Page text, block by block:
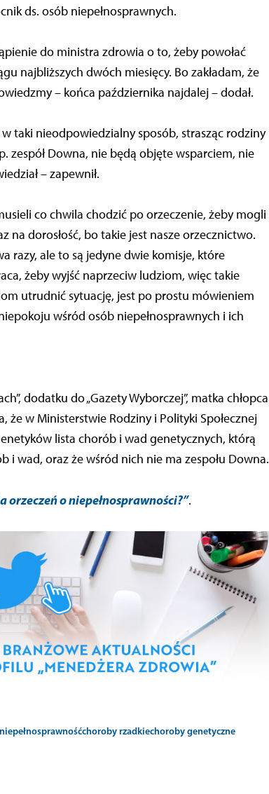
ds. osób niepełnosprawnych.
do ministra zdrowia o to, żeby powołać
najbliższych dwóch miesięcy. Bo zakładam, że
– końca października najdalej – dodał.
w taki nieodpowiedzialny sposób, strasząc rodziny
zespół Downa, nie będą objęte wsparciem, nie
– zapewnił.
co chwila chodzić po orzeczenie, żeby mogli
na dorosłość, bo takie jest nasze orzecznictwo.
razy, ale to są jedyne dwie komisje, które
żeby wyjść naprzeciw ludziom, więc takie
utrudnić sytuację, jest po prostu mówieniem
wśród osób niepełnosprawnych i ich
dodatku do „Gazety Wyborczej”, matka chłopca
że w Ministerstwie Rodziny i Polityki Społecznej
lista chorób i wad genetycznych, którą
i wad, oraz że wśród nich nie ma zespołu Downa.
orzeczeń o niepełnosprawności?”.
choroby rzadkiechoroby genetyczne